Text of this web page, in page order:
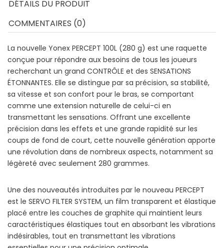
DÉTAILS DU PRODUIT
COMMENTAIRES (0)
La nouvelle Yonex PERCEPT 100L (280 g) est une raquette
conçue pour répondre aux besoins de tous les joueurs
recherchant un grand CONTRÔLE et des SENSATIONS
ÉTONNANTES. Elle se distingue par sa précision, sa stabilité,
sa vitesse et son confort pour le bras, se comportant
comme une extension naturelle de celui-ci en
transmettant les sensations. Offrant une excellente
précision dans les effets et une grande rapidité sur les
coups de fond de court, cette nouvelle génération apporte
une révolution dans de nombreux aspects, notamment sa
légèreté avec seulement 280 grammes.
Une des nouveautés introduites par le nouveau PERCEPT
est le SERVO FILTER SYSTEM, un film transparent et élastique
placé entre les couches de graphite qui maintient leurs
caractéristiques élastiques tout en absorbant les vibrations
indésirables, tout en transmettant les vibrations